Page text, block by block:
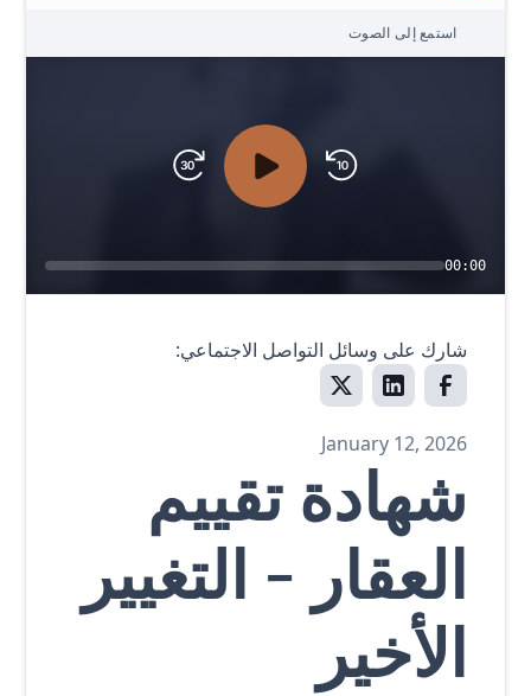
استمع إلى الصوت
00:00
شارك على وسائل التواصل الاجتماعي:
January 12, 2026
شهادة تقييم
العقار - التغيير
الأخير